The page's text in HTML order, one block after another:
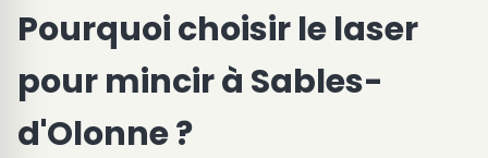
Pourquoi choisir le laser
pour mincir à Sables-
d'Olonne ?